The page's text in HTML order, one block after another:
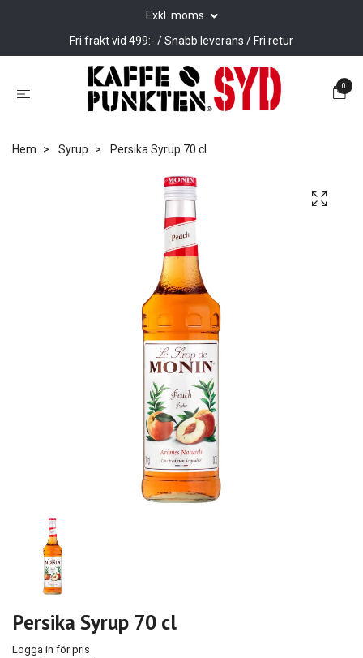
Exkl. moms
Fri frakt vid 499:- / Snabb leverans / Fri retur
0
Hem Syrup Persika Syrup 70 cl
Persika Syrup 70 cl
Logga in för pris